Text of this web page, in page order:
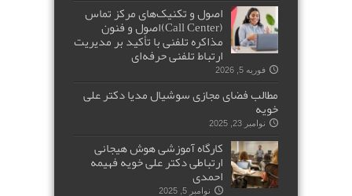
اصول و تکنیک‌های مرکز تماس
(Call Center)اصول و فنون
مذاکره تلفنی با تأکید بر مدیریت
ارتباط تلفنی حرفه‌ای
فوریه 5, 2026
مطالب فضای مجازی سوشیال مدیا دکتر علی
خویه
نوامبر 23, 2025
کارگاه آموزشی هوش هیجانی
ارتباطی دکتر علی خویه فهیمه
احمدی
نوامبر 5, 2025